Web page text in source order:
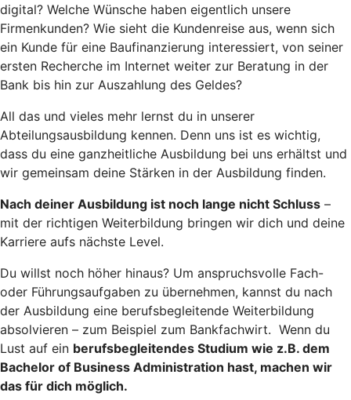
digital? Welche Wünsche haben eigentlich unsere
Firmenkunden? Wie sieht die Kundenreise aus, wenn sich
ein Kunde für eine Baufinanzierung interessiert, von seiner
ersten Recherche im Internet weiter zur Beratung in der
Bank bis hin zur Auszahlung des Geldes?
All das und vieles mehr lernst du in unserer
Abteilungsausbildung kennen. Denn uns ist es wichtig,
dass du eine ganzheitliche Ausbildung bei uns erhältst und
wir gemeinsam deine Stärken in der Ausbildung finden.
Nach deiner Ausbildung ist noch lange nicht Schluss –
mit der richtigen Weiterbildung bringen wir dich und deine
Karriere aufs nächste Level.
Du willst noch höher hinaus? Um anspruchsvolle Fach-
oder Führungsaufgaben zu übernehmen, kannst du nach
der Ausbildung eine berufsbegleitende Weiterbildung
absolvieren – zum Beispiel zum Bankfachwirt. Wenn du
Lust auf ein berufsbegleitendes Studium wie z.B. dem
Bachelor of Business Administration hast, machen wir
das für dich möglich.